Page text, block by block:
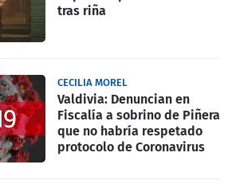
tras riña
CECILIA MOREL
Valdivia: Denuncian en
Fiscalía a sobrino de Piñera
que no habría respetado
protocolo de Coronavirus